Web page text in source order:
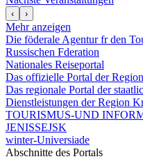
‹ ›
Mehr anzeigen
Die föderale Agentur fr den
Russischen Fderation
Nationales Reiseportal
Das offizielle Portal der
Das regionale Portal der
Dienstleistungen der Region
TOURISMUS-UND
JENISSEJSK
winter-Universiade
Abschnitte des Portals